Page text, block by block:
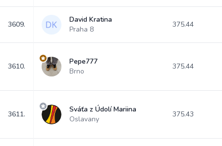
3609.
David Kratina
Praha 8
375.44
3610.
Pepe777
Brno
375.44
3611.
Sváťa z Údolí Mariina
Oslavany
375.43